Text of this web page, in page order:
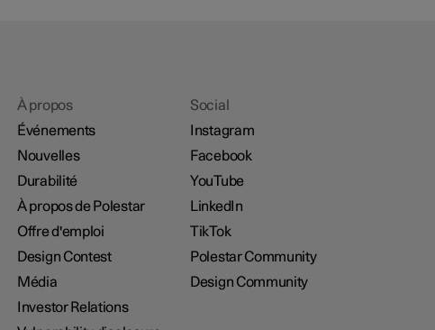
À propos
Événements
Nouvelles
Durabilité
À propos de Polestar
Offre d'emploi
Design Contest
Média
Investor Relations
Social
Instagram
Facebook
YouTube
LinkedIn
TikTok
Polestar Community
Design Community